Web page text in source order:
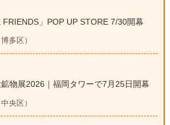
」POP UP STORE 7/30開幕
多区）
物展2026｜福岡タワーで7月25日開幕
央区）